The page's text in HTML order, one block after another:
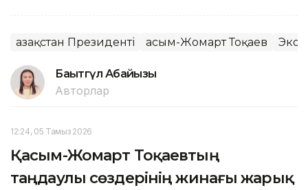
Қазақстан Президенті Қасым-Жомарт Тоқаев
Бақытгүл Абайқызы
Авторлар
12:24, 05 Тамыз 2026
Қасым-Жомарт Тоқаевтың
таңдаулы сөздерінің жинағы жарық